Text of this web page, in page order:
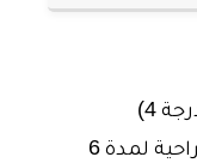
4)
فشل جميع العلاجات غير الجراحية لمدة 6